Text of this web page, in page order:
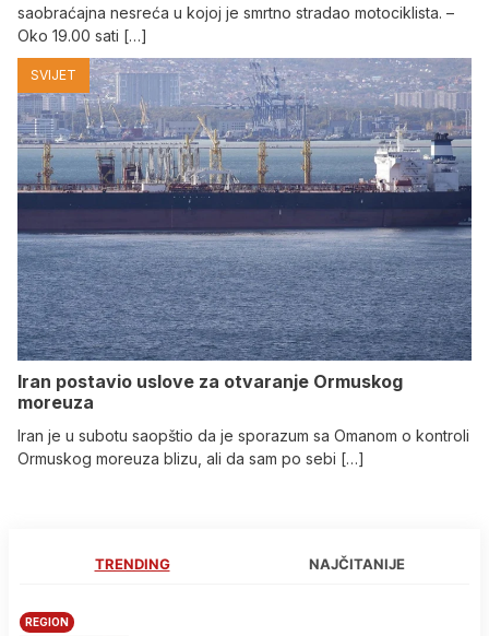
saobraćajna nesreća u kojoj je smrtno stradao motociklista. –
Oko 19.00 sati […]
SVIJET
Iran postavio uslove za otvaranje Ormuskog
moreuza
Iran je u subotu saopštio da je sporazum sa Omanom o kontroli
Ormuskog moreuza blizu, ali da sam po sebi […]
TRENDING NAJČITANIJE
REGION